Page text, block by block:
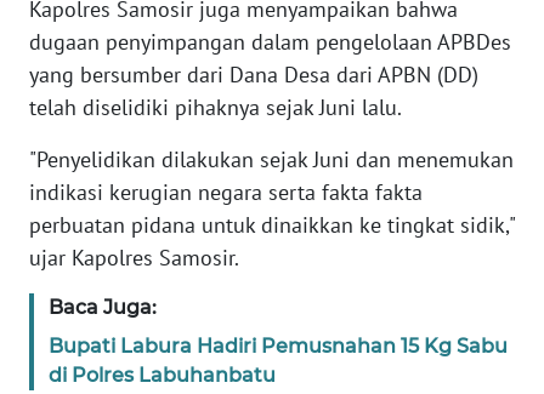
Kapolres Samosir juga menyampaikan bahwa
dugaan penyimpangan dalam pengelolaan APBDes
yang bersumber dari Dana Desa dari APBN (DD)
telah diselidiki pihaknya sejak Juni lalu.
"Penyelidikan dilakukan sejak Juni dan menemukan
indikasi kerugian negara serta fakta fakta
perbuatan pidana untuk dinaikkan ke tingkat sidik,"
ujar Kapolres Samosir.
Baca Juga:
Bupati Labura Hadiri Pemusnahan 15 Kg Sabu
di Polres Labuhanbatu
RIAU
WN
SERAMBI
WN
JAMBI
WN
SULTRA
WN
NTB